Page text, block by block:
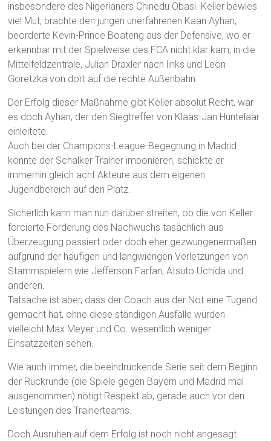
insbesondere des Nigerianers Chinedu Obasi. Keller bewies
viel Mut, brachte den jungen unerfahrenen Kaan Ayhan,
beorderte Kevin-Prince Boateng aus der Defensive, wo er
erkennbar mit der Spielweise des FCA nicht klar kam, in die
Mittelfeldzentrale, Julian Draxler nach links und Leon
Goretzka von dort auf die rechte Außenbahn.
Der Erfolg dieser Maßnahme gibt Keller absolut Recht, war
es doch Ayhan, der den Siegtreffer von Klaas-Jan Huntelaar
einleitete.
Auch bei der Champions-League-Begegnung in Madrid
konnte der Schalker Trainer imponieren, schickte er
immerhin gleich acht Akteure aus dem eigenen
Jugendbereich auf den Platz.
Sicherlich kann man nun darüber streiten, ob die von Keller
forcierte Förderung des Nachwuchs tasächlich aus
Überzeugung passiert oder doch eher gezwungenermaßen
aufgrund der häufigen und langwierigen Verletzungen von
Stammspielern wie Jefferson Farfan, Atsuto Uchida und
anderen.
Tatsache ist aber, dass der Coach aus der Not eine Tugend
gemacht hat, ohne diese ständigen Ausfälle würden
vielleicht Max Meyer und Co. wesentlich weniger
Einsatzzeiten sehen.
Wie auch immer, die beeindruckende Serie seit dem Beginn
der Rückrunde (die Spiele gegen Bayern und Madrid mal
ausgenommen) nötigt Respekt ab, gerade auch vor den
Leistungen des Trainerteams.
Doch Ausruhen auf dem Erfolg ist noch nicht angesagt.